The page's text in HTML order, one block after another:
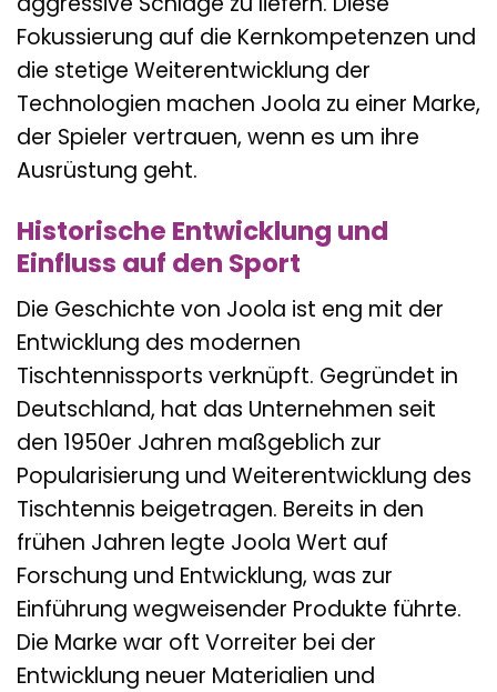
Fokussierung auf die Kernkompetenzen und
die stetige Weiterentwicklung der
Technologien machen Joola zu einer Marke,
der Spieler vertrauen, wenn es um ihre
Ausrüstung geht.
Historische Entwicklung und
Einfluss auf den Sport
Die Geschichte von Joola ist eng mit der
Entwicklung des modernen
Tischtennissports verknüpft. Gegründet in
Deutschland, hat das Unternehmen seit
den 1950er Jahren maßgeblich zur
Popularisierung und Weiterentwicklung des
Tischtennis beigetragen. Bereits in den
frühen Jahren legte Joola Wert auf
Forschung und Entwicklung, was zur
Einführung wegweisender Produkte führte.
Die Marke war oft Vorreiter bei der
Entwicklung neuer Materialien und